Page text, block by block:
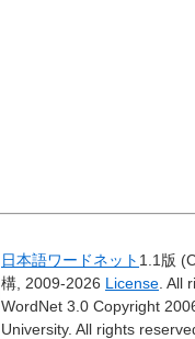
日本語ワードネット 1.1版
構, 2009-2026 License . All
WordNet 3.0 Copyright
University. All rights